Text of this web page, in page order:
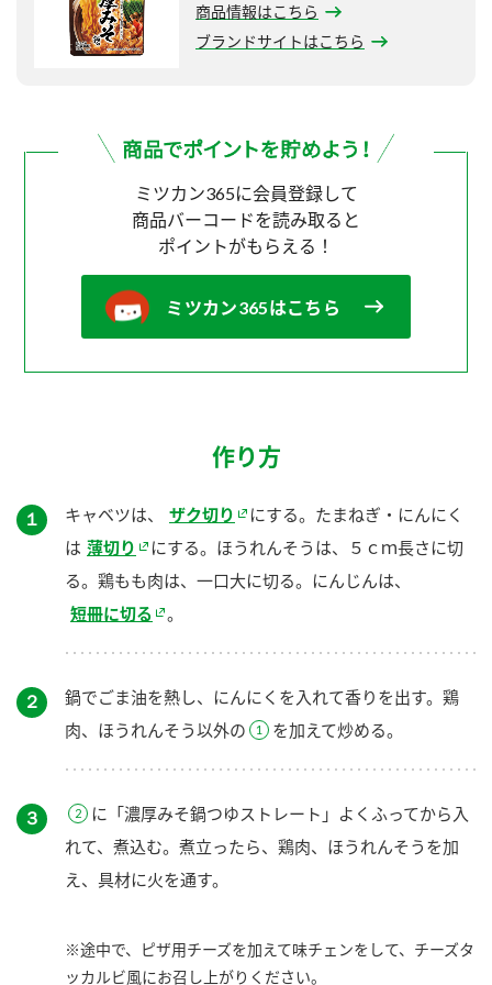
商品情報はこちら
ブランドサイトはこちら
ミツカン365に会員登録して
商品バーコードを読み取ると
ポイントがもらえる！
ミツカン365はこちら
作り方
１ キャベツは、 ザク切り
にする。たまねぎ・にんにく
は 薄切り
にする。ほうれんそうは、５ｃｍ長さに切
る。鶏もも肉は、一口大に切る。にんじんは、
短冊に切る
。
２
鍋でごま油を熱し、にんにくを入れて香りを出す。鶏
肉、ほうれんそう以外の
を加えて炒める。
３
に「濃厚みそ鍋つゆストレート」よくふってから入
れて、煮込む。煮立ったら、鶏肉、ほうれんそうを加
え、具材に火を通す。
※途中で、ピザ用チーズを加えて味チェンをして、チーズタ
ッカルビ風にお召し上がりください。